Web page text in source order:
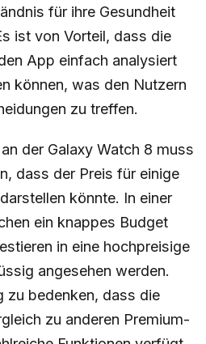
für ihre Gesundheit
ist von Vorteil, dass die
App einfach analysiert
können, was den Nutzern
zu treffen.
der Galaxy Watch 8 muss
dass der Preis für einige
könnte. In einer
ein knappes Budget
in eine hochpreisige
angesehen werden.
zu bedenken, dass die
zu anderen Premium-